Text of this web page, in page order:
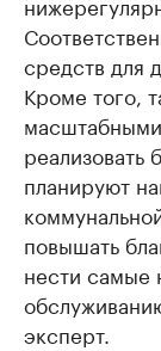
средств для
Кроме того,
реализовать
планируют
повышать
нести самые
эксперт.